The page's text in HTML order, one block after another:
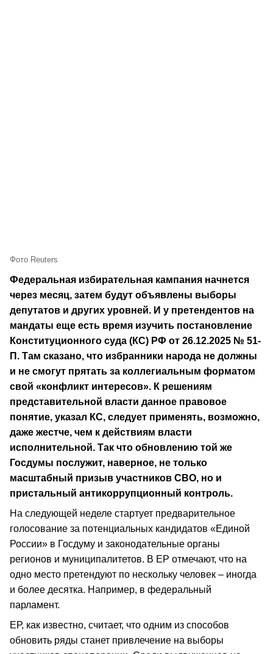
Фото Reuters
Федеральная избирательная кампания начнется
через месяц, затем будут объявлены выборы
депутатов и других уровней. И у претендентов на
мандаты еще есть время изучить постановление
Конституционного суда (КС) РФ от 26.12.2025 № 51-
П. Там сказано, что избранники народа не должны
и не смогут прятать за коллегиальным форматом
свой «конфликт интересов». К решениям
представительной власти данное правовое
понятие, указал КС, следует применять, возможно,
даже жестче, чем к действиям власти
исполнительной. Так что обновлению той же
Госдумы послужит, наверное, не только
масштабный призыв участников СВО, но и
пристальный антикоррупционный контроль.
На следующей неделе стартует предварительное
голосование за потенциальных кандидатов «Единой
России» в Госдуму и законодательные органы
регионов и муниципалитетов. В ЕР отмечают, что на
одно место претендуют по нескольку человек – иногда
и более десятка. Например, в федеральный
парламент.
ЕР, как известно, считает, что одним из способов
обновить ряды станет привлечение на выборы